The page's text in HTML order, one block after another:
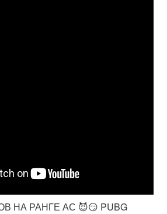
НА РАНГЕ АС 😈😏 PUBG